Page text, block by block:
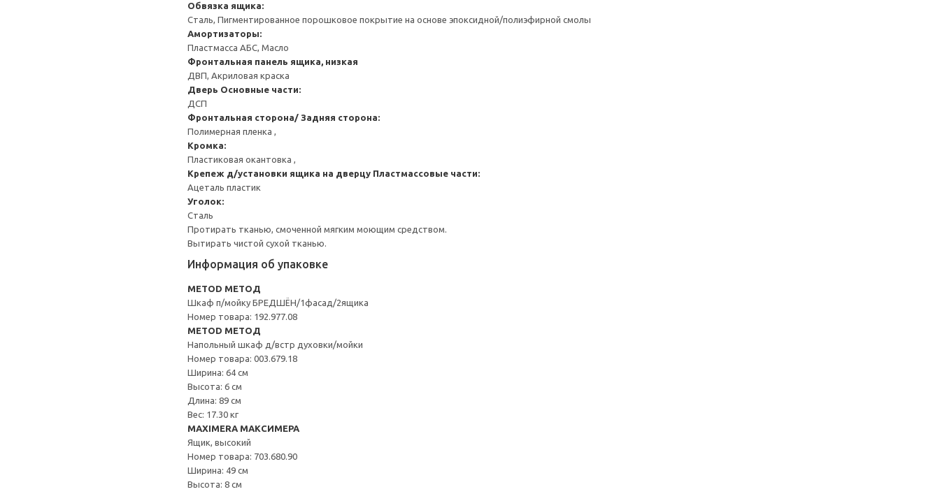
Обвязка ящика:
Сталь, Пигментированное порошковое покрытие на основе эпоксидной/полиэфирной смолы
Амортизаторы:
Пластмасса АБС, Масло
Фронтальная панель ящика, низкая
ДВП, Акриловая краска
Дверь Основные части:
ДСП
Фронтальная сторона/ Задняя сторона:
Полимерная пленка ,
Кромка:
Пластиковая окантовка ,
Крепеж д/установки ящика на дверцу Пластмассовые части:
Ацеталь пластик
Уголок:
Сталь
Протирать тканью, смоченной мягким моющим средством.
Вытирать чистой сухой тканью.
Информация об упаковке
METOD МЕТОД
Шкаф п/мойку БРЕДШЁН/1фасад/2ящика
Номер товара: 192.977.08
METOD МЕТОД
Напольный шкаф д/встр духовки/мойки
Номер товара: 003.679.18
Ширина: 64 см
Высота: 6 см
Длина: 89 см
Вес: 17.30 кг
MAXIMERA МАКСИМЕРА
Ящик, высокий
Номер товара: 703.680.90
Ширина: 49 см
Высота: 8 см